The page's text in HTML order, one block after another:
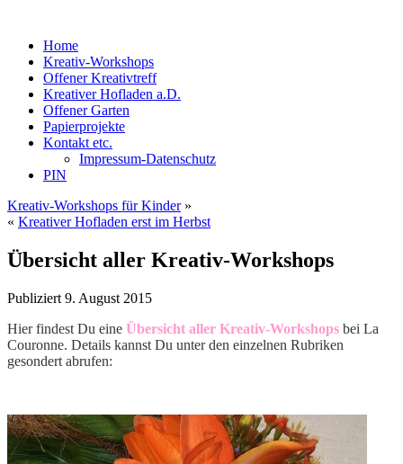
Home
Kreativ-Workshops
Offener Kreativtreff
Kreativer Hofladen a.D.
Offener Garten
Papierprojekte
Kontakt etc.
Impressum-Datenschutz
PIN
Kreativ-Workshops für Kinder»
« Kreativer Hofladen erst im Herbst
Übersicht aller Kreativ-Workshops
Publiziert 9. August 2015
Hier findest Du eine Übersicht aller Kreativ-Workshops bei La
Couronne. Details kannst Du unter den einzelnen Rubriken
gesondert abrufen: